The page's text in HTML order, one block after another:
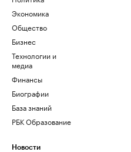
Экономика
Общество
Бизнес
Технологии и
медиа
Финансы
Биографии
База знаний
РБК Образование
Новости